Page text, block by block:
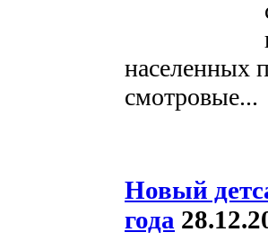
населенных
смотровые...
Новый
года